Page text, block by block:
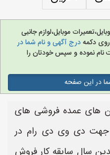
موبایل،لوازم جانبی
دکمهدرج آگهی و نام شما در
نام نموده و سپس خودتان را
در این صفحه
های عمده فروشی های
جهت دی وی دی رام در
سال سابقه کار فروش